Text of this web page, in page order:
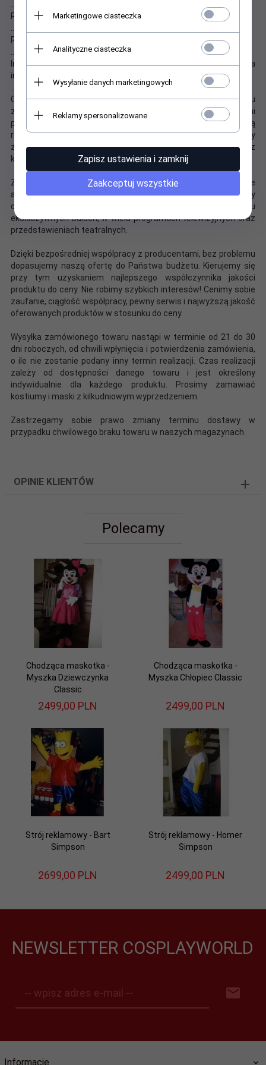
Rozmiar M - 170 - 175 cm wzrostu
Rozmiar L - 175 - 180 cm wzrostu
Inne rozmiary (XL - 181-185 cm, XXL - 185 - 190 cm) - na
indywidualne zamówienie
Czas realizacji zamówienia zależy od ilości i rodzaju
zamawianych produktów. Nasi dostawcy to pewni i sprawdzeni
partnerzy. Ale tak jak wszyscy profesjonaliści nie lubią
realizować zleceń na ostatnią chwilę. Dlatego prosimy
zamawiać towary, zgłaszać zapytania i projekty przynajmniej z
kilkunastodniowym wyprzedzeniem.
Zapraszmy do współpracy teatry, hotele, restauracje, agencje
artystyczne, marketingowe i eventowe - przy stałej współpracy
oferujemy duże rabaty. Nasze produkty pojawaiły się na wielu
ekskluzywnych balach, w wielu programach telewizyjnych oraz
przedstawieniach teatralnych.
Dzięki bezpośredniej wspólpracy z producentami, bez problemu
dopasujemy naszą ofertę do Państwa budżetu. Kierujemy się
przy tym uzyskaniem najlepszego współczynnika jakości
produktu do ceny. Nie robimy szybkich interesów! Cenimy sobie
zaufanie, ciągłość współpracy, pewny serwis i najwyższą jakość
oferowanych produktów w stosunku do ceny.
Wysyłka zamówionego towaru nastąpi w terminie od 21 do 30
dni roboczych, od chwili wpłynięcia i potwierdzenia zamówienia,
o ile nie zostanie podany inny termin realizacji. Czas realizacji
zależy od dostępności danego towaru i jest określony
indywidualnie dla każdego produktu. Prosimy zamawiać
kostiumy i maski z kilkudniowym wyprzedzeniem.
Zastrzegamy sobie prawo zmiany terminu dostawy w
przypadku chwilowego braku towaru w naszych magazynach.
OPINIE KLIENTÓW
Polecamy
Chodząca maskotka -
Myszka Dziewczynka
Classic
2499,00 PLN
Chodząca maskotka -
Myszka Chłopiec Classic
2499,00 PLN
Strój reklamowy - Bart
Simpson
2699,00 PLN
Strój reklamowy - Homer
Simpson
2499,00 PLN
NEWSLETTER COSPLAYWORLD
-- wpisz adres e-mail --
Informacje
Marketingowe ciasteczka
Analityczne ciasteczka
Wysyłanie danych marketingowych
Reklamy spersonalizowane
Zapisz ustawienia i zamknij
Zaakceptuj wszystkie